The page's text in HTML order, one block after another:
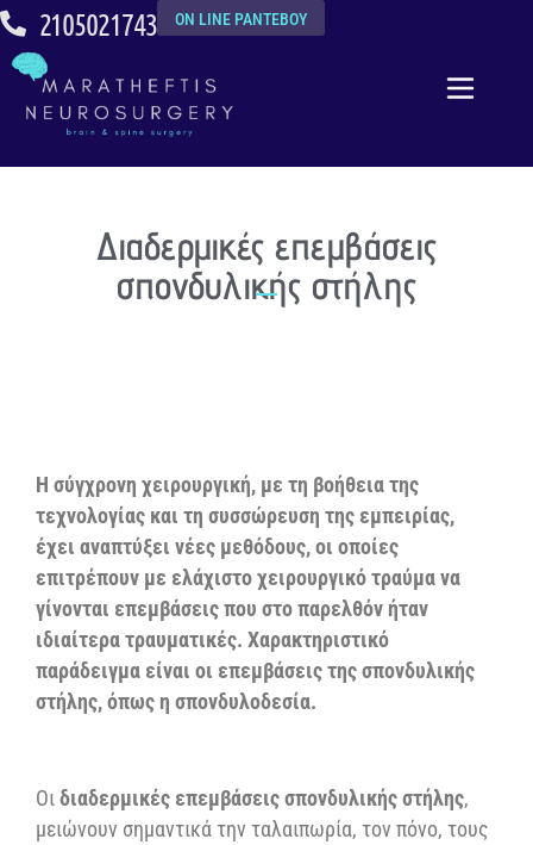
2105021743 ON LINE ΡΑΝΤΕΒΟΥ
Διαδερμικές επεμβάσεις
σπονδυλικής στήλης
Η σύγχρονη χειρουργική, με τη βοήθεια της
τεχνολογίας και τη συσσώρευση της εμπειρίας,
έχει αναπτύξει νέες μεθόδους, οι οποίες
επιτρέπουν με ελάχιστο χειρουργικό τραύμα να
γίνονται επεμβάσεις που στο παρελθόν ήταν
ιδιαίτερα τραυματικές. Χαρακτηριστικό
παράδειγμα είναι οι επεμβάσεις της σπονδυλικής
στήλης, όπως η σπονδυλοδεσία.
Οιδιαδερμικές επεμβάσεις σπονδυλικής στήλης,
μειώνουν σημαντικά την ταλαιπωρία, τον πόνο, τους